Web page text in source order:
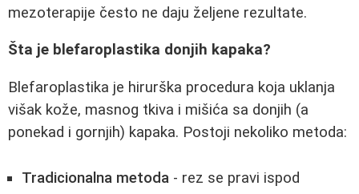
mezoterapije često ne daju željene rezultate.
Šta je blefaroplastika donjih kapaka?
Blefaroplastika je hirurška procedura koja uklanja
višak kože, masnog tkiva i mišića sa donjih (a
ponekad i gornjih) kapaka. Postoji nekoliko metoda:
Tradicionalna metoda - rez se pravi ispod